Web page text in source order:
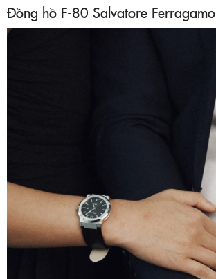
Đồng hồ F-80 Salvatore Ferragamo